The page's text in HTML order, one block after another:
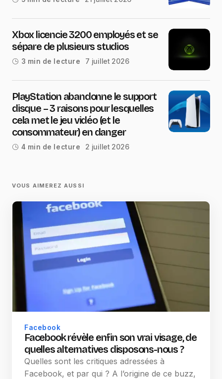
Xbox licencie 3200 employés et se
sépare de plusieurs studios
3 min de lecture 7 juillet 2026
PlayStation abandonne le support
disque – 3 raisons pour lesquelles
cela met le jeu vidéo (et le
consommateur) en danger
4 min de lecture 2 juillet 2026
VOUS AIMEREZ AUSSI
Facebook
Facebook révèle enfin son vrai visage, de
quelles alternatives disposons-nous ?
Quelles sont les critiques adressées à
Facebook, et par qui ? A l’origine de ce buzz,